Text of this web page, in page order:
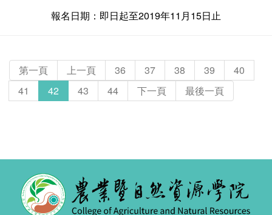
報名日期：即日起至2019年11月15日止
第一頁 上一頁 36 37 38 39
40
41
42 43 44 下一頁 最後一頁